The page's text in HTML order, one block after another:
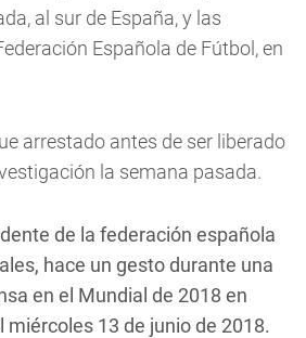
al sur de España, y las
Española de Fútbol, en
arrestado antes de ser liberado
la semana pasada.